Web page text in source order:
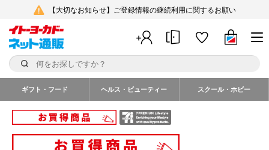
【大切なお知らせ】ご登録情報の継続利用に関するお願い
ギフト・フード ヘルス・ビューティー スクール・ホビー